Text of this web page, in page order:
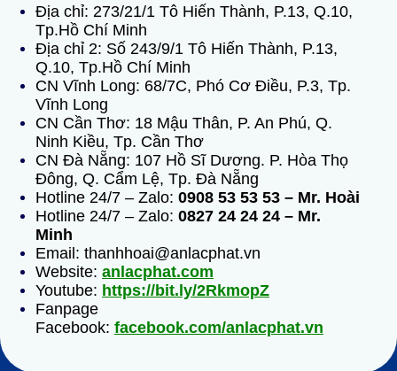
Địa chỉ: 273/21/1 Tô Hiến Thành, P.13, Q.10,
Tp.Hồ Chí Minh
Địa chỉ 2: Số 243/9/1 Tô Hiến Thành, P.13,
Q.10, Tp.Hồ Chí Minh
CN Vĩnh Long: 68/7C, Phó Cơ Điều, P.3, Tp.
Vĩnh Long
CN Cần Thơ: 18 Mậu Thân, P. An Phú, Q.
Ninh Kiều, Tp. Cần Thơ
CN Đà Nẵng: 107 Hồ Sĩ Dương. P. Hòa Thọ
Đông, Q. Cẩm Lệ, Tp. Đà Nẵng
Hotline 24/7 – Zalo: 0908 53 53 53 – Mr. Hoài
Hotline 24/7 – Zalo: 0827 24 24 24 – Mr.
Minh
Email: thanhhoai@anlacphat.vn
Website: anlacphat.com
Youtube: https://bit.ly/2RkmopZ
Fanpage
Facebook: facebook.com/anlacphat.vn